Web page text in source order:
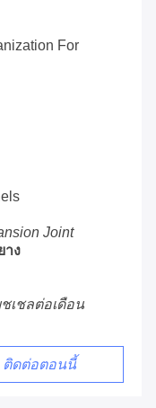
For
Joint
ง
เชลต่อเดือน
ติดต่อตอนนี้